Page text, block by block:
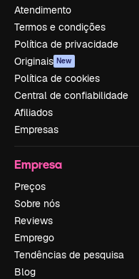
Atendimento
Termos e condições
Política de privacidade
Originais New
Política de cookies
Central de confiabilidade
Afiliados
Empresas
Empresa
Preços
Sobre nós
Reviews
Emprego
Tendências de pesquisa
Blog